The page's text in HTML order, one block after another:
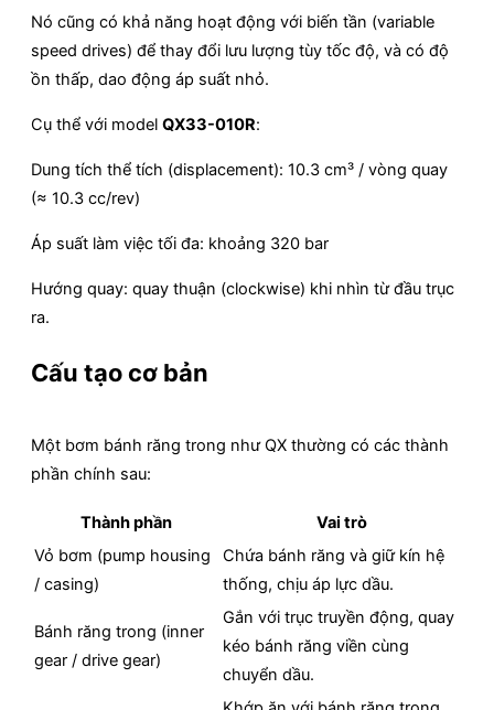
Nó cũng có khả năng hoạt động với biến tần (variable
speed drives) để thay đổi lưu lượng tùy tốc độ, và có độ
ồn thấp, dao động áp suất nhỏ.
Cụ thể với model QX33-010R:
Dung tích thể tích (displacement): 10.3 cm³ / vòng quay
(≈ 10.3 cc/rev)
Áp suất làm việc tối đa: khoảng 320 bar
Hướng quay: quay thuận (clockwise) khi nhìn từ đầu trục
ra.
Cấu tạo cơ bản
Một bơm bánh răng trong như QX thường có các thành
phần chính sau:
Thành phần
Vai trò
Vỏ bơm (pump housing
/ casing)
Chứa bánh răng và giữ kín hệ
thống, chịu áp lực dầu.
Bánh răng trong (inner
gear / drive gear)
Gắn với trục truyền động, quay
kéo bánh răng viền cùng
chuyển dầu.